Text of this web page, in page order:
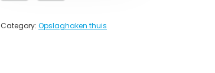
Category: Opslaghaken thuis